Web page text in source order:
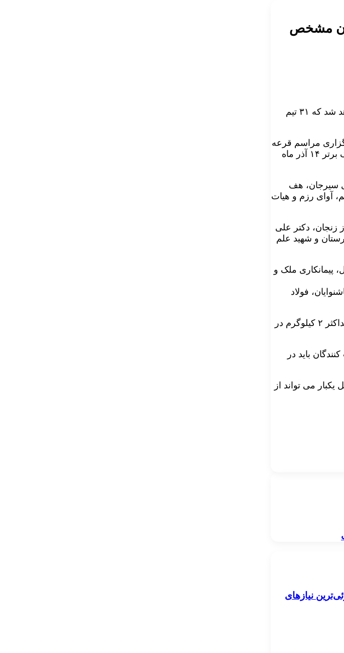
مشخص
فصل جدید سوپر لیگ و لیگ برتر کاراته باشگاه های کشور در حالی از ۱۴ آذر ماه آغار خواهد شد که ۳۱ تیم
مراسم قرعه
کشی و جلسه هماهنگی مربیان و سرپرستان تیم ها مقرر شد تا فصل جدید سوپر لیگ و لیگ برتر ۱۴ آذر ماه
سیرجان، هف
آوای رزم و هیات
تیم های گاز زنجان، دکتر علی
و شهید علم
پیمانکاری ملک و
فولاد
براساس جلسه هماهنگی برگزار شده سازمان لیگ، ارفاق وزن برای ورزشکاران کومیته حداکثر ۲ کیلوگرم در
باید در
می تواند از
نیازهای